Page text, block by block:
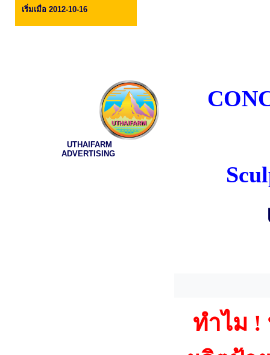
เริ่มเมื่อ 2012-10-16
UTHAIFARM
ADVERTISING
ทำไม !